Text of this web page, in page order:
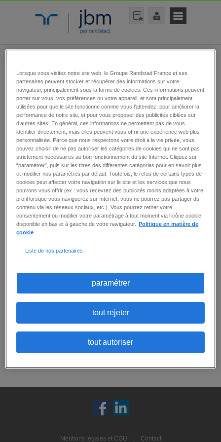
Toutes nos offres
d’emplois
à tous vos critères.
créer une alerte email
à ces critères, ouenvoyer votre candidature
candidature spontanée
créer une alerte
rechercher une offre
rechercher
Mentions légales et CGU Contact
Lorsque vous visitez notre site web, le Groupe Randstad France et ses
partenaires peuvent stocker et récupérer des informations sur votre
navigateur, principalement sous la forme de cookies. Ces informations peuvent
porter sur vous, vos préférences ou votre appareil, et sont principalement
utilisées pour que le site fonctionne comme vous l’attendez, pour améliorer la
performance de notre site, et pour vous proposer des publicités ciblées sur
d’autres sites. En général, ces informations ne permettent pas de vous
identifier directement, mais elles peuvent vous offrir une expérience web plus
personnalisée. Parce que nous respectons votre droit à la vie privée, vous
pouvez choisir de ne pas autoriser les catégories de cookies qui ne sont pas
strictement nécessaires au bon fonctionnement du site Internet. Cliquez sur
“paramétrer”, puis sur les titres des différentes catégories pour en savoir plus
et modifier nos paramètres par défaut. Toutefois, le refus de certains types de
cookies peut affecter votre navigation sur le site et les services que nous
pouvons vous offrir (ex : vous recevrez des publicités moins adaptées à votre
profil lorsque vous naviguerez sur Internet, vous ne pourrez pas partager du
contenu via les réseaux sociaux, etc.). Vous pourrez retirer votre
consentement ou modifier votre paramétrage à tout moment via l’icône cookie
disponible en bas et à gauche de votre navigateur.
Politique en matière de
cookie
Liste de nos partenaires
paramétrer
tout rejeter
tout autoriser